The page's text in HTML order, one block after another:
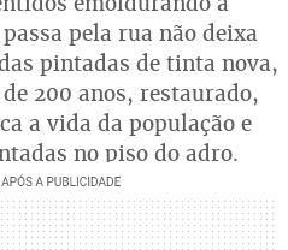
pela rua não deixa
pintadas de tinta nova,
200 anos, restaurado,
a vida da população e
no piso do adro.